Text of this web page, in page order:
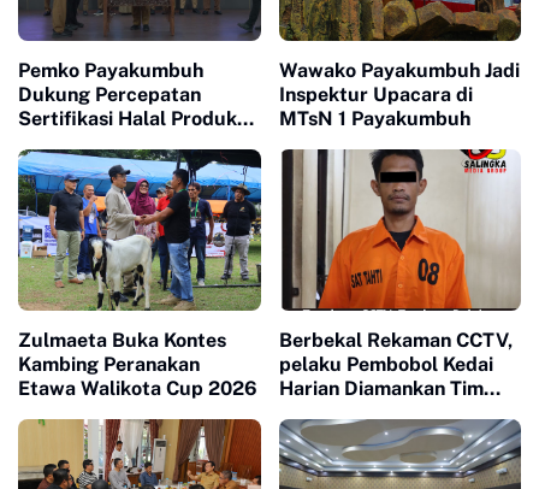
Pemko Payakumbuh
Dukung Percepatan
Sertifikasi Halal Produk
Wawako Payakumbuh Jadi
Inspektur Upacara di
MTsN 1 Payakumbuh
Zulmaeta Buka Kontes
Kambing Peranakan
Etawa Walikota Cup 2026
Berbekal Rekaman CCTV,
pelaku Pembobol Kedai
Harian Diamankan Tim
Payakumbuh